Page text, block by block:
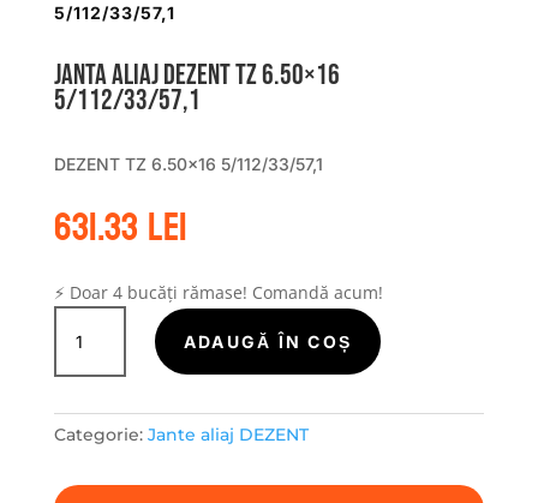
5/112/33/57,1
Janta aliaj DEZENT TZ 6.50×16
5/112/33/57,1
DEZENT TZ 6.50×16 5/112/33/57,1
631.33lei
⚡ Doar 4 bucăți rămase! Comandă acum!
Cantitate
Janta
aliaj
TZ
5/112/33/57,1
ADAUGĂ ÎN COȘ
Categorie: Jante aliaj DEZENT